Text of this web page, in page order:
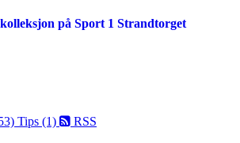
på Sport 1 Strandtorget
Tips (1) RSS